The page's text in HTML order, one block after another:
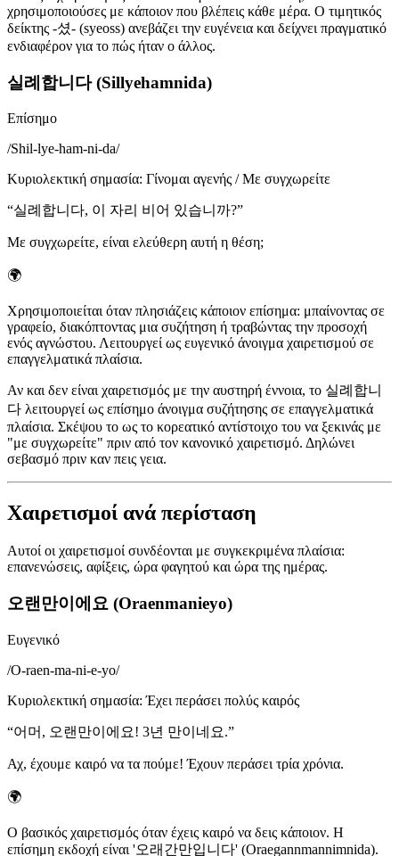
χρησιμοποιούσες με κάποιον που βλέπεις κάθε μέρα. Ο τιμητικός
δείκτης -셨- (syeoss) ανεβάζει την ευγένεια και δείχνει πραγματικό
ενδιαφέρον για το πώς ήταν ο άλλος.
실례합니다 (Sillyehamnida)
Επίσημο
/Shil-lye-ham-ni-da/
Κυριολεκτική σημασία: Γίνομαι αγενής / Με συγχωρείτε
“실례합니다, 이 자리 비어 있습니까?”
Με συγχωρείτε, είναι ελεύθερη αυτή η θέση;
🌍
Χρησιμοποιείται όταν πλησιάζεις κάποιον επίσημα: μπαίνοντας σε
γραφείο, διακόπτοντας μια συζήτηση ή τραβώντας την προσοχή
ενός αγνώστου. Λειτουργεί ως ευγενικό άνοιγμα χαιρετισμού σε
επαγγελματικά πλαίσια.
Αν και δεν είναι χαιρετισμός με την αυστηρή έννοια, το 실례합니
다 λειτουργεί ως επίσημο άνοιγμα συζήτησης σε επαγγελματικά
πλαίσια. Σκέψου το ως το κορεατικό αντίστοιχο του να ξεκινάς με
"με συγχωρείτε" πριν από τον κανονικό χαιρετισμό. Δηλώνει
σεβασμό πριν καν πεις γεια.
Χαιρετισμοί ανά περίσταση
Αυτοί οι χαιρετισμοί συνδέονται με συγκεκριμένα πλαίσια:
επανενώσεις, αφίξεις, ώρα φαγητού και ώρα της ημέρας.
오랜만이에요 (Oraenmanieyo)
Ευγενικό
/O-raen-ma-ni-e-yo/
Κυριολεκτική σημασία: Έχει περάσει πολύς καιρός
“어머, 오랜만이에요! 3년 만이네요.”
Αχ, έχουμε καιρό να τα πούμε! Έχουν περάσει τρία χρόνια.
🌍
Ο βασικός χαιρετισμός όταν έχεις καιρό να δεις κάποιον. Η
επίσημη εκδοχή είναι '오래간만입니다' (Oraegannmannimnida).